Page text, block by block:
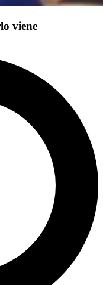
viene